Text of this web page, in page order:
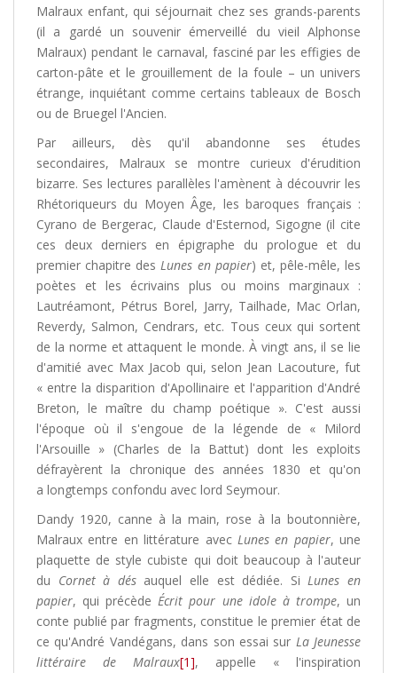
Malraux enfant, qui séjournait chez ses grands-parents
(il a gardé un souvenir émerveillé du vieil Alphonse
Malraux) pendant le carnaval, fasciné par les effigies de
carton-pâte et le grouillement de la foule – un univers
étrange, inquiétant comme certains tableaux de Bosch
ou de Bruegel l'Ancien.
Par ailleurs, dès qu'il abandonne ses études
secondaires, Malraux se montre curieux d'érudition
bizarre. Ses lectures parallèles l'amènent à découvrir les
Rhétoriqueurs du Moyen Âge, les baroques français :
Cyrano de Bergerac, Claude d'Esternod, Sigogne (il cite
ces deux derniers en épigraphe du prologue et du
premier chapitre desLunes en papier) et, pêle-mêle, les
poètes et les écrivains plus ou moins marginaux :
Lautréamont, Pétrus Borel, Jarry, Tailhade, Mac Orlan,
Reverdy, Salmon, Cendrars, etc. Tous ceux qui sortent
de la norme et attaquent le monde. À vingt ans, il se lie
d'amitié avec Max Jacob qui, selon Jean Lacouture, fut
« entre la disparition d'Apollinaire et l'apparition d'André
Breton, le maître du champ poétique ». C'est aussi
l'époque où il s'engoue de la légende de « Milord
l'Arsouille » (Charles de la Battut) dont les exploits
défrayèrent la chronique des années 1830 et qu'on
a longtemps confondu avec lord Seymour.
Dandy 1920, canne à la main, rose à la boutonnière,
Malraux entre en littérature avec Lunes en papier, une
plaquette de style cubiste qui doit beaucoup à l'auteur
du Cornet à désauquel elle est dédiée. SiLunes en
papier, qui précèdeÉcrit pour une idole à trompe, un
conte publié par fragments, constitue le premier état de
ce qu'André Vandégans, dans son essai sur La Jeunesse
littéraire de Malraux[1], appelle « l'inspiration